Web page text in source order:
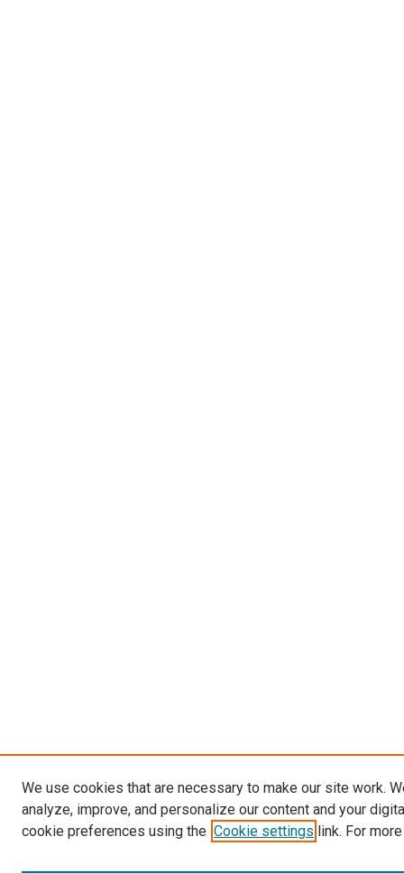
We use cookies that are necessary to make our site work.
analyze, improve, and personalize our content and your
cookie preferences using the Cookie settings link. For